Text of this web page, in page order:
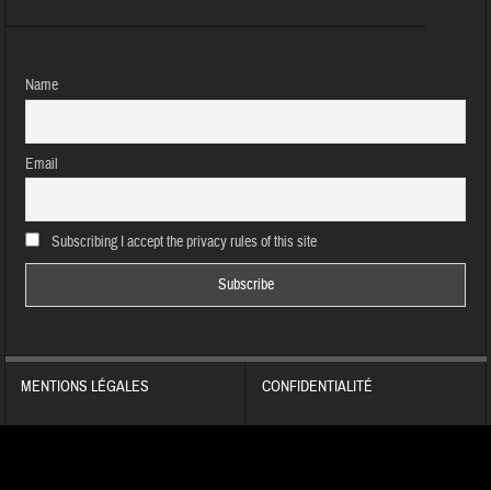
Name
Email
Subscribing I accept the privacy rules of this site
MENTIONS LÉGALES CONFIDENTIALITÉ